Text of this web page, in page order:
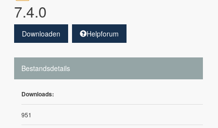
7.4.0
Downloaden Helpforum
Bestandsdetails
Downloads:
951